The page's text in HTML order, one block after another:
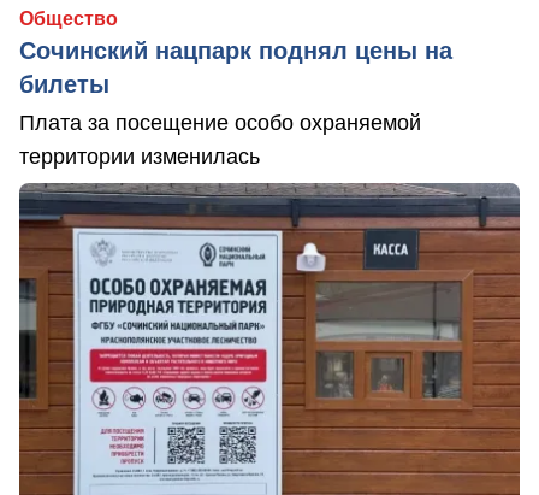
Общество
Сочинский нацпарк поднял цены на
билеты
Плата за посещение особо охраняемой
территории изменилась